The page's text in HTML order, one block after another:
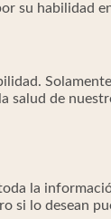
su habilidad
de
la
lo desean